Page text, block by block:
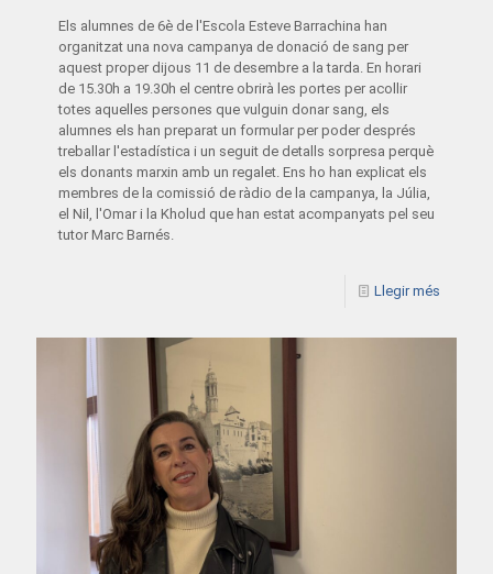
Els alumnes de 6è de l'Escola Esteve Barrachina han
organitzat una nova campanya de donació de sang per
aquest proper dijous 11 de desembre a la tarda. En horari
de 15.30h a 19.30h el centre obrirà les portes per acollir
totes aquelles persones que vulguin donar sang, els
alumnes els han preparat un formular per poder després
treballar l'estadística i un seguit de detalls sorpresa perquè
els donants marxin amb un regalet. Ens ho han explicat els
membres de la comissió de ràdio de la campanya, la Júlia,
el Nil, l'Omar i la Kholud que han estat acompanyats pel seu
tutor Marc Barnés.
Llegir més